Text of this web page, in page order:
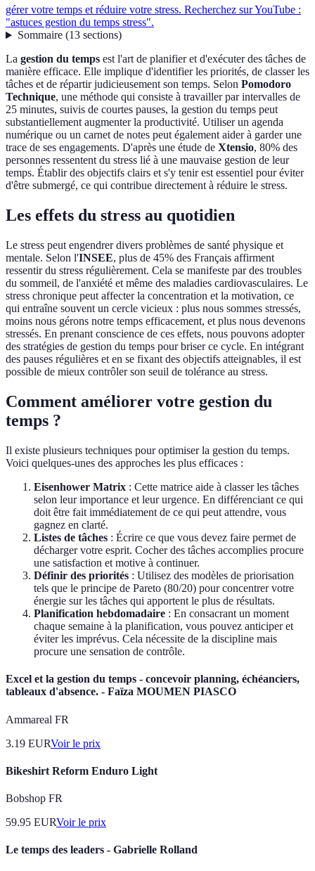
gérer votre temps et réduire votre stress. Recherchez sur YouTube :
"astuces gestion du temps stress".
Sommaire(13 sections)
La gestion du temps est l'art de planifier et d'exécuter des tâches de
manière efficace. Elle implique d'identifier les priorités, de classer les
tâches et de répartir judicieusement son temps. Selon Pomodoro
Technique, une méthode qui consiste à travailler par intervalles de
25 minutes, suivis de courtes pauses, la gestion du temps peut
substantiellement augmenter la productivité. Utiliser un agenda
numérique ou un carnet de notes peut également aider à garder une
trace de ses engagements. D'après une étude de Xtensio, 80% des
personnes ressentent du stress lié à une mauvaise gestion de leur
temps. Établir des objectifs clairs et s'y tenir est essentiel pour éviter
d'être submergé, ce qui contribue directement à réduire le stress.
Les effets du stress au quotidien
Le stress peut engendrer divers problèmes de santé physique et
mentale. Selon l'INSEE, plus de 45% des Français affirment
ressentir du stress régulièrement. Cela se manifeste par des troubles
du sommeil, de l'anxiété et même des maladies cardiovasculaires. Le
stress chronique peut affecter la concentration et la motivation, ce
qui entraîne souvent un cercle vicieux : plus nous sommes stressés,
moins nous gérons notre temps efficacement, et plus nous devenons
stressés. En prenant conscience de ces effets, nous pouvons adopter
des stratégies de gestion du temps pour briser ce cycle. En intégrant
des pauses régulières et en se fixant des objectifs atteignables, il est
possible de mieux contrôler son seuil de tolérance au stress.
Comment améliorer votre gestion du
temps ?
Il existe plusieurs techniques pour optimiser la gestion du temps.
Voici quelques-unes des approches les plus efficaces :
Eisenhower Matrix : Cette matrice aide à classer les tâches
selon leur importance et leur urgence. En différenciant ce qui
doit être fait immédiatement de ce qui peut attendre, vous
gagnez en clarté.
Listes de tâches : Écrire ce que vous devez faire permet de
décharger votre esprit. Cocher des tâches accomplies procure
une satisfaction et motive à continuer.
Définir des priorités : Utilisez des modèles de priorisation
tels que le principe de Pareto (80/20) pour concentrer votre
énergie sur les tâches qui apportent le plus de résultats.
Planification hebdomadaire : En consacrant un moment
chaque semaine à la planification, vous pouvez anticiper et
éviter les imprévus. Cela nécessite de la discipline mais
procure une sensation de contrôle.
Excel et la gestion du temps - concevoir planning, échéanciers,
tableaux d'absence. - Faïza MOUMEN PIASCO
Ammareal FR
3.19 EURVoir le prix
Bikeshirt Reform Enduro Light
Bobshop FR
59.95 EURVoir le prix
Le temps des leaders - Gabrielle Rolland